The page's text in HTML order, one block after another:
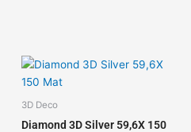
3D Deco
Diamond 3D Silver 59,6X 150